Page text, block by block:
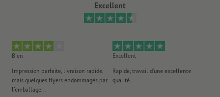
Excellent
Bien
Impression parfaite, livraison rapide,
mais quelques flyers endommagés par
l'emballage...
Excellent
Rapide, travail d'une excellente
qualité.